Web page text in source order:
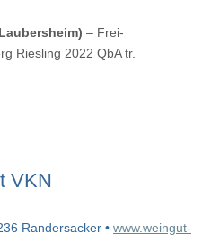
– Frei-
Riesling 2022 QbA tr.
VKN
Randersacker • www.weingut-